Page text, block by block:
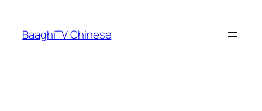
content
BaaghiTV Chinese